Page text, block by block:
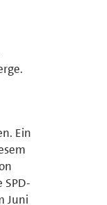
Ein
SPD-
Juni